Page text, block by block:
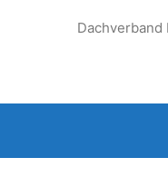
Dachverband